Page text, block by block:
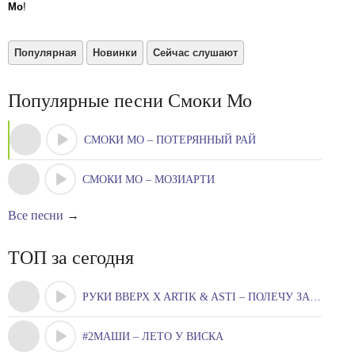
Мо!
Популярная Новинки Сейчас слушают
Популярные песни Смоки Мо
СМОКИ МО – ПОТЕРЯННЫЙ РАЙ
СМОКИ МО – МОЗИАРТИ
Все песни →
ТОП за сегодня
РУКИ ВВЕРХ X ARTIK & ASTI – ПОЛЕЧУ ЗА ТОБОЮ
#2МАШИ – ЛЕТО У ВИСКА